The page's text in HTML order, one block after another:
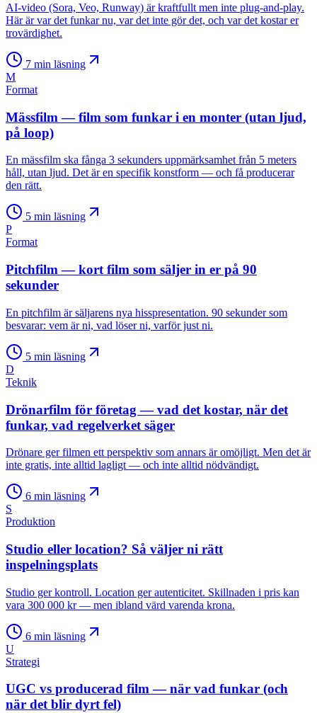
AI-video (Sora, Veo, Runway) är kraftfullt men inte plug-and-play.
Här är var det funkar nu, var det inte gör det, och var det kostar er
trovärdighet.
7 min läsning
M
Format
Mässfilm — film som funkar i en monter (utan ljud,
på loop)
En mässfilm ska fånga 3 sekunders uppmärksamhet från 5 meters
håll, utan ljud. Det är en specifik konstform — och få producerar
den rätt.
5 min läsning
P
Format
Pitchfilm — kort film som säljer in er på 90
sekunder
En pitchfilm är säljarens nya hisspresentation. 90 sekunder som
besvarar: vem är ni, vad löser ni, varför just ni.
5 min läsning
D
Teknik
Drönarfilm för företag — vad det kostar, när det
funkar, vad regelverket säger
Drönare ger filmen ett perspektiv som annars är omöjligt. Men det är
inte gratis, inte alltid lagligt — och inte alltid nödvändigt.
6 min läsning
S
Produktion
Studio eller location? Så väljer ni rätt
inspelningsplats
Studio ger kontroll. Location ger autenticitet. Skillnaden i pris kan
vara 300 000 kr — men ibland värd varenda krona.
6 min läsning
U
Strategi
UGC vs producerad film — när vad funkar (och
när det blir dyrt fel)